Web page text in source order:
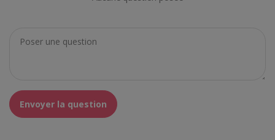
Envoyer la question